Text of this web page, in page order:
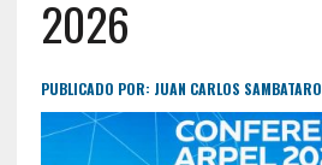
2026
PUBLICADO POR: JUAN CARLOS SAMBATARO